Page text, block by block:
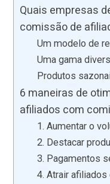
Quais empresas
comissão de
Um modelo de
Uma gama
Produtos
6 maneiras de
afiliados com
1. Aumentar o
2. Destacar
3. Pagamentos
4. Atrair